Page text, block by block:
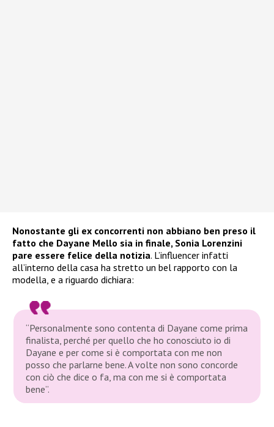
Nonostante gli ex concorrenti non abbiano ben preso il
fatto che Dayane Mello sia in finale, Sonia Lorenzini
pare essere felice della notizia. L’influencer infatti
all’interno della casa ha stretto un bel rapporto con la
modella, e a riguardo dichiara:
“Personalmente sono contenta di Dayane come prima
finalista, perché per quello che ho conosciuto io di
Dayane e per come si è comportata con me non
posso che parlarne bene. A volte non sono concorde
con ciò che dice o fa, ma con me si è comportata
bene”.